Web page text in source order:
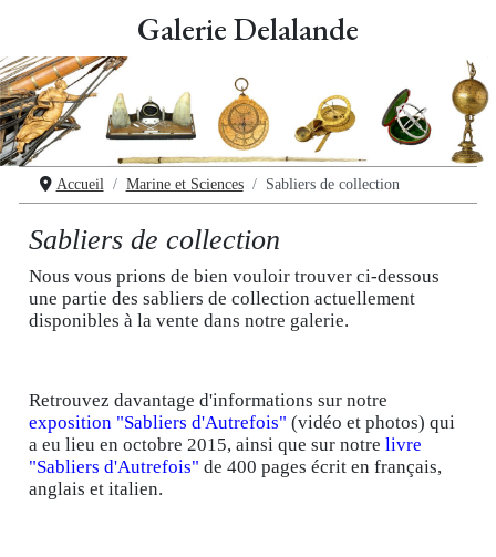
Galerie Delalande
Accueil Marine et Sciences Sabliers de collection
Sabliers de collection
Nous vous prions de bien vouloir trouver ci-dessous
une partie des sabliers de collection actuellement
disponibles à la vente dans notre galerie.
Retrouvez davantage d'informations sur notre
exposition "Sabliers d'Autrefois" (vidéo et photos) qui
a eu lieu en octobre 2015, ainsi que sur notre livre
"Sabliers d'Autrefois" de 400 pages écrit en français,
anglais et italien.